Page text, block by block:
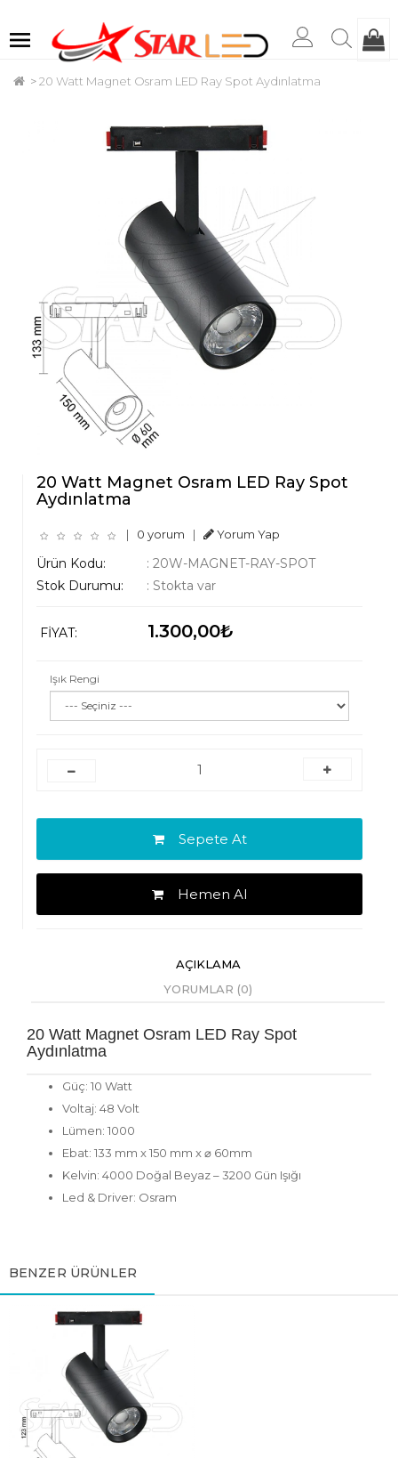
20 Watt Magnet Osram LED Ray Spot Aydınlatma
20 Watt Magnet Osram LED Ray Spot
Aydınlatma
| 0 yorum | Yorum Yap
Ürün Kodu: : 20W-MAGNET-RAY-SPOT
Stok Durumu:
: Stokta var
FIYAT: 1.300,00₺
Işık Rengi
Sepete At
Hemen Al
AÇIKLAMA
YORUMLAR (0)
20 Watt Magnet Osram LED Ray Spot
Aydınlatma
Güç: 10 Watt
Voltaj: 48 Volt
Lümen: 1000
Ebat: 133 mm x 150 mm x ⌀ 60mm
Kelvin: 4000 Doğal Beyaz – 3200 Gün Işığı
Led & Driver: Osram
BENZER ÜRÜNLER